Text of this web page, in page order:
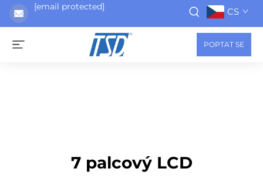
[email protected] CS
POPTAT SE
7 palcový LCD